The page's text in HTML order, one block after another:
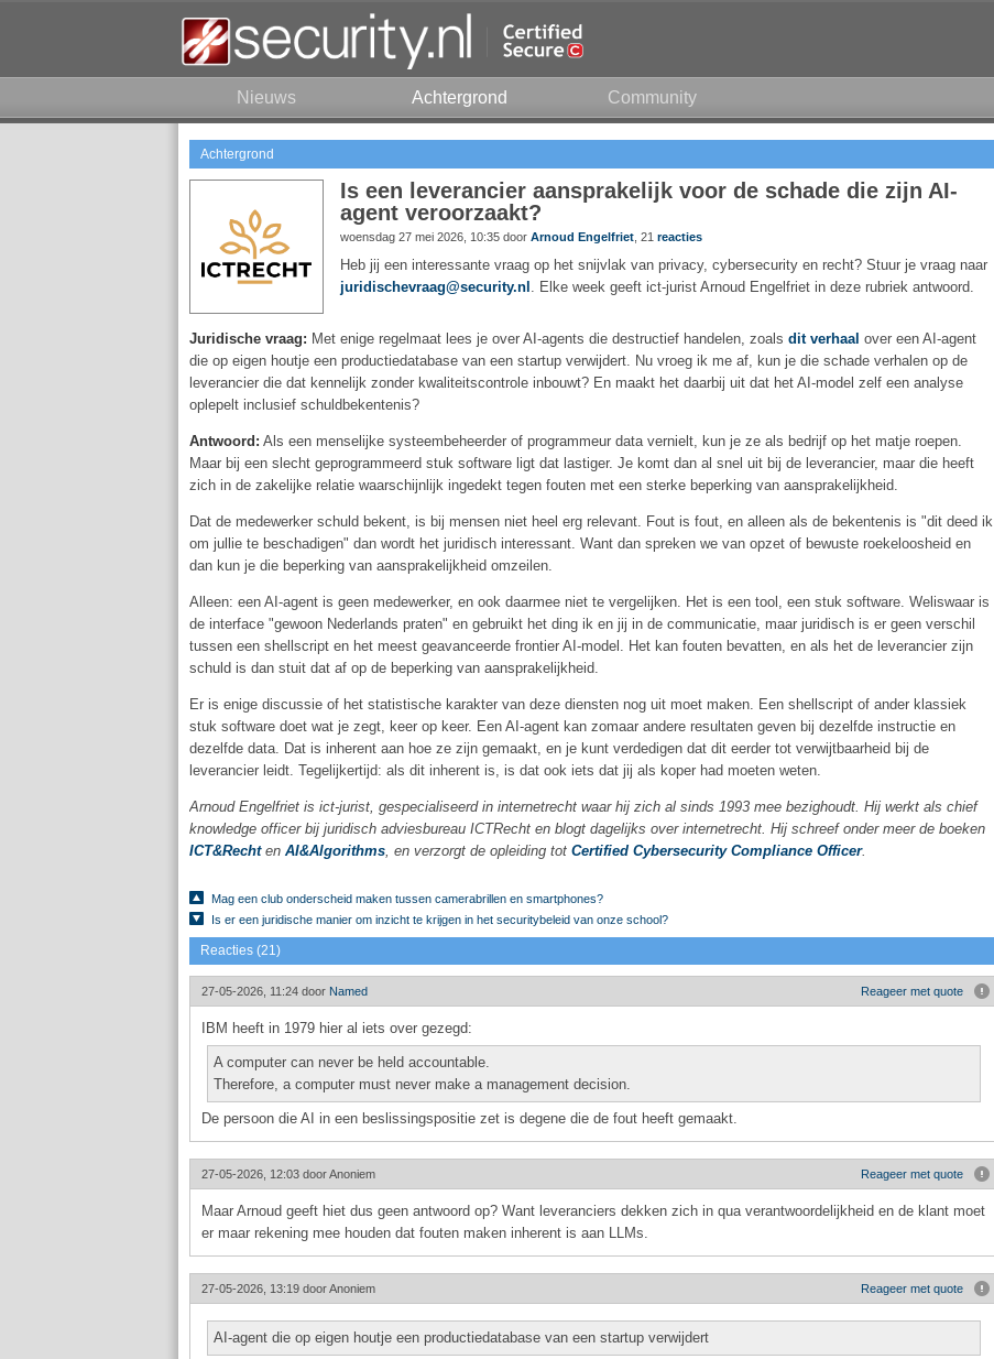
Nieuws Achtergrond Community
Achtergrond
Is een leverancier aansprakelijk voor de schade die zijn AI-
agent veroorzaakt?
woensdag 27 mei 2026, 10:35 door Arnoud Engelfriet , 21 reacties
Heb jij een interessante vraag op het snijvlak van privacy, cybersecurity en recht? Stuur je vraag naar
juridischevraag@security.nl . Elke week geeft ict-jurist Arnoud Engelfriet in deze rubriek antwoord.
Juridische vraag: Met enige regelmaat lees je over AI-agents die destructief handelen, zoals dit verhaal over een AI-agent
die op eigen houtje een productiedatabase van een startup verwijdert. Nu vroeg ik me af, kun je die schade verhalen op de
leverancier die dat kennelijk zonder kwaliteitscontrole inbouwt? En maakt het daarbij uit dat het AI-model zelf een analyse
oplepelt inclusief schuldbekentenis?
Antwoord: Als een menselijke systeembeheerder of programmeur data vernielt, kun je ze als bedrijf op het matje roepen.
Maar bij een slecht geprogrammeerd stuk software ligt dat lastiger. Je komt dan al snel uit bij de leverancier, maar die heeft
zich in de zakelijke relatie waarschijnlijk ingedekt tegen fouten met een sterke beperking van aansprakelijkheid.
Dat de medewerker schuld bekent, is bij mensen niet heel erg relevant. Fout is fout, en alleen als de bekentenis is "dit deed ik
om jullie te beschadigen" dan wordt het juridisch interessant. Want dan spreken we van opzet of bewuste roekeloosheid en
dan kun je die beperking van aansprakelijkheid omzeilen.
Alleen: een AI-agent is geen medewerker, en ook daarmee niet te vergelijken. Het is een tool, een stuk software. Weliswaar is
de interface "gewoon Nederlands praten" en gebruikt het ding ik en jij in de communicatie, maar juridisch is er geen verschil
tussen een shellscript en het meest geavanceerde frontier AI-model. Het kan fouten bevatten, en als het de leverancier zijn
schuld is dan stuit dat af op de beperking van aansprakelijkheid.
Er is enige discussie of het statistische karakter van deze diensten nog uit moet maken. Een shellscript of ander klassiek
stuk software doet wat je zegt, keer op keer. Een AI-agent kan zomaar andere resultaten geven bij dezelfde instructie en
dezelfde data. Dat is inherent aan hoe ze zijn gemaakt, en je kunt verdedigen dat dit eerder tot verwijtbaarheid bij de
leverancier leidt. Tegelijkertijd: als dit inherent is, is dat ook iets dat jij als koper had moeten weten.
Arnoud Engelfriet is ict-jurist, gespecialiseerd in internetrecht waar hij zich al sinds 1993 mee bezighoudt. Hij werkt als chief
knowledge officer bij juridisch adviesbureau ICTRecht en blogt dagelijks over internetrecht. Hij schreef onder meer de boeken
ICT&Rechten AI&Algorithms, en verzorgt de opleiding tot Certified Cybersecurity Compliance Officer.
Mag een club onderscheid maken tussen camerabrillen en smartphones?
Is er een juridische manier om inzicht te krijgen in het securitybeleid van onze school?
Reacties (21)
Reageer met quote
27-05-2026, 11:24 door Named
IBM heeft in 1979 hier al iets over gezegd:
A computer can never be held accountable.
Therefore, a computer must never make a management decision.
De persoon die AI in een beslissingspositie zet is degene die de fout heeft gemaakt.
Reageer met quote
27-05-2026, 12:03 doorAnoniem
Maar Arnoud geeft hiet dus geen antwoord op? Want leveranciers dekken zich in qua verantwoordelijkheid en de klant moet
er maar rekening mee houden dat fouten maken inherent is aan LLMs.
Reageer met quote
27-05-2026, 13:19 doorAnoniem
AI-agent die op eigen houtje een productiedatabase van een startup verwijdert